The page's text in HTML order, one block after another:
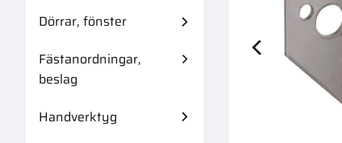
Glidregelsjärn
Dörrar, fönster
Fästanordningar,
beslag
Handverktyg